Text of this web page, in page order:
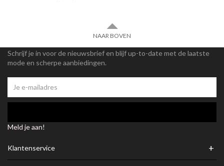
NAAR BOVEN
Schrijf je in voor de nieuwsbrief en blijf up-to-date met de laatste
mode en scherpe aanbiedingen.
Meld je aan!
Klantenservice +